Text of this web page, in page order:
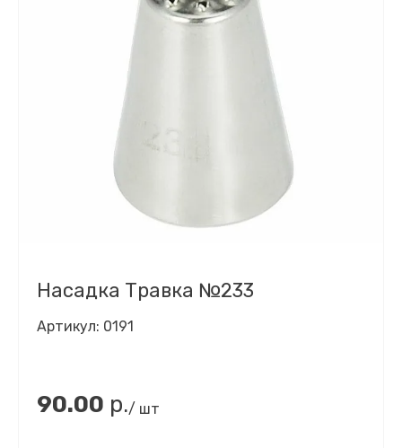
Насадка Травка №233
Артикул: 0191
90.00 р./ шт